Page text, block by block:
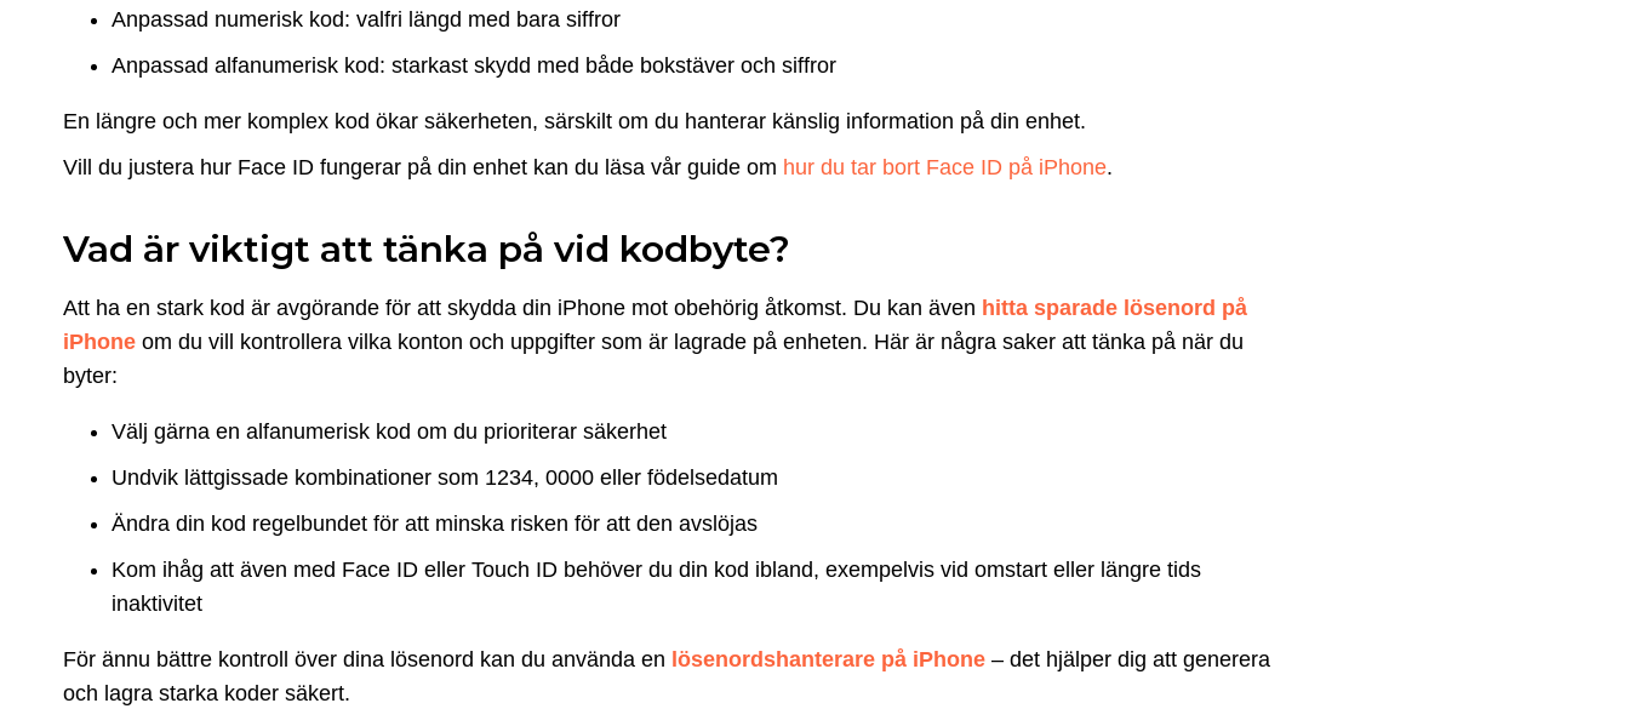
Anpassad numerisk kod: valfri längd med bara siffror
Anpassad alfanumerisk kod: starkast skydd med både bokstäver och siffror
En längre och mer komplex kod ökar säkerheten, särskilt om du hanterar känslig information på din enhet.
Vill du justera hur Face ID fungerar på din enhet kan du läsa vår guide om hur du tar bort Face ID på iPhone.
Vad är viktigt att tänka på vid kodbyte?
Att ha en stark kod är avgörande för att skydda din iPhone mot obehörig åtkomst. Du kan även hitta sparade lösenord på
iPhone om du vill kontrollera vilka konton och uppgifter som är lagrade på enheten. Här är några saker att tänka på när du
byter:
Välj gärna en alfanumerisk kod om du prioriterar säkerhet
Undvik lättgissade kombinationer som 1234, 0000 eller födelsedatum
Ändra din kod regelbundet för att minska risken för att den avslöjas
Kom ihåg att även med Face ID eller Touch ID behöver du din kod ibland, exempelvis vid omstart eller längre tids
inaktivitet
För ännu bättre kontroll över dina lösenord kan du använda en lösenordshanterare på iPhone – det hjälper dig att generera
och lagra starka koder säkert.